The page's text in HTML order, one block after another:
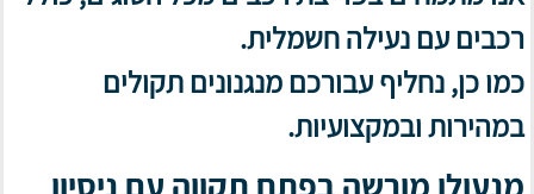
רכבים עם נעילה חשמלית.
כמו כן, נחליף עבורכם מנגנונים תקולים
במהירות ובמקצועיות.
מנעולן מורשה בפתח תקווה עם ניסיון